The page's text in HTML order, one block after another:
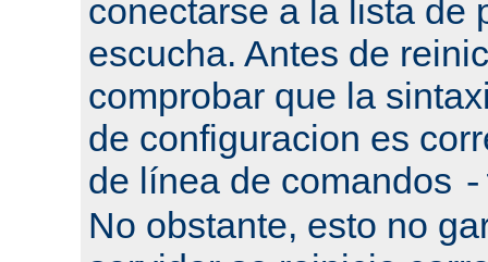
conectarse a la lista de
escucha. Antes de
comprobar que la
de configuracion es
de línea de comandos
No obstante, esto no